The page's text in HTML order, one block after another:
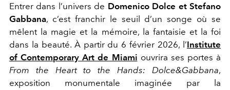
Entrer dans l’univers de Domenico Dolce et Stefano
Gabbana, c’est franchir le seuil d’un songe où se
mêlent la magie et la mémoire, la fantaisie et la foi
dans la beauté. À partir du 6 février 2026, l’Institute
of Contemporary Art de Miami ouvrira ses portes à
From the Heart to the Hands: Dolce&Gabbana,
exposition monumentale imaginée par la